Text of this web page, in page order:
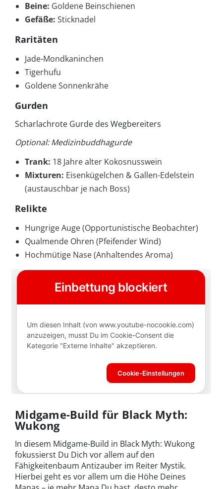
Beine: Goldene Beinschienen
Gefäße: Sticknadel
Raritäten
Jade-Mondkaninchen
Tigerhufu
Goldene Sonnenkrähe
Gurden
Scharlachrote Gurde des Wegbereiters
Optional: Medizinbuddhagurde
Trank: 18 Jahre alter Kokosnusswein
Mixturen: Eisenkügelchen & Gallen-Edelstein
(austauschbar je nach Boss)
Relikte
Hungrige Auge (Opportunistische Beobachter)
Qualmende Ohren (Pfeifender Wind)
Hochmütige Nase (Anhaltendes Aroma)
Midgame-Build für Black Myth:
Wukong
In diesem Midgame-Build in Black Myth: Wukong
fokussierst Du Dich vor allem auf den
Fähigkeitenbaum Antizauber im Reiter Mystik.
Hierbei geht es vor allem um die Höhe Deines